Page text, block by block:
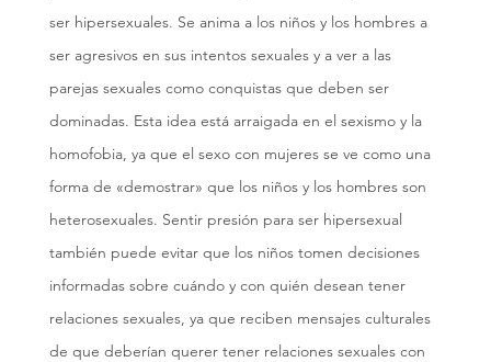
ser hipersexuales. Se anima a los niños y los hombres a
ser agresivos en sus intentos sexuales y a ver a las
parejas sexuales como conquistas que deben ser
dominadas. Esta idea está arraigada en el sexismo y la
homofobia, ya que el sexo con mujeres se ve como una
forma de «demostrar» que los niños y los hombres son
heterosexuales. Sentir presión para ser hipersexual
también puede evitar que los niños tomen decisiones
informadas sobre cuándo y con quién desean tener
relaciones sexuales, ya que reciben mensajes culturales
de que deberían querer tener relaciones sexuales con